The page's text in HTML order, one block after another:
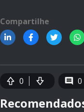
Compartilhe
0 0